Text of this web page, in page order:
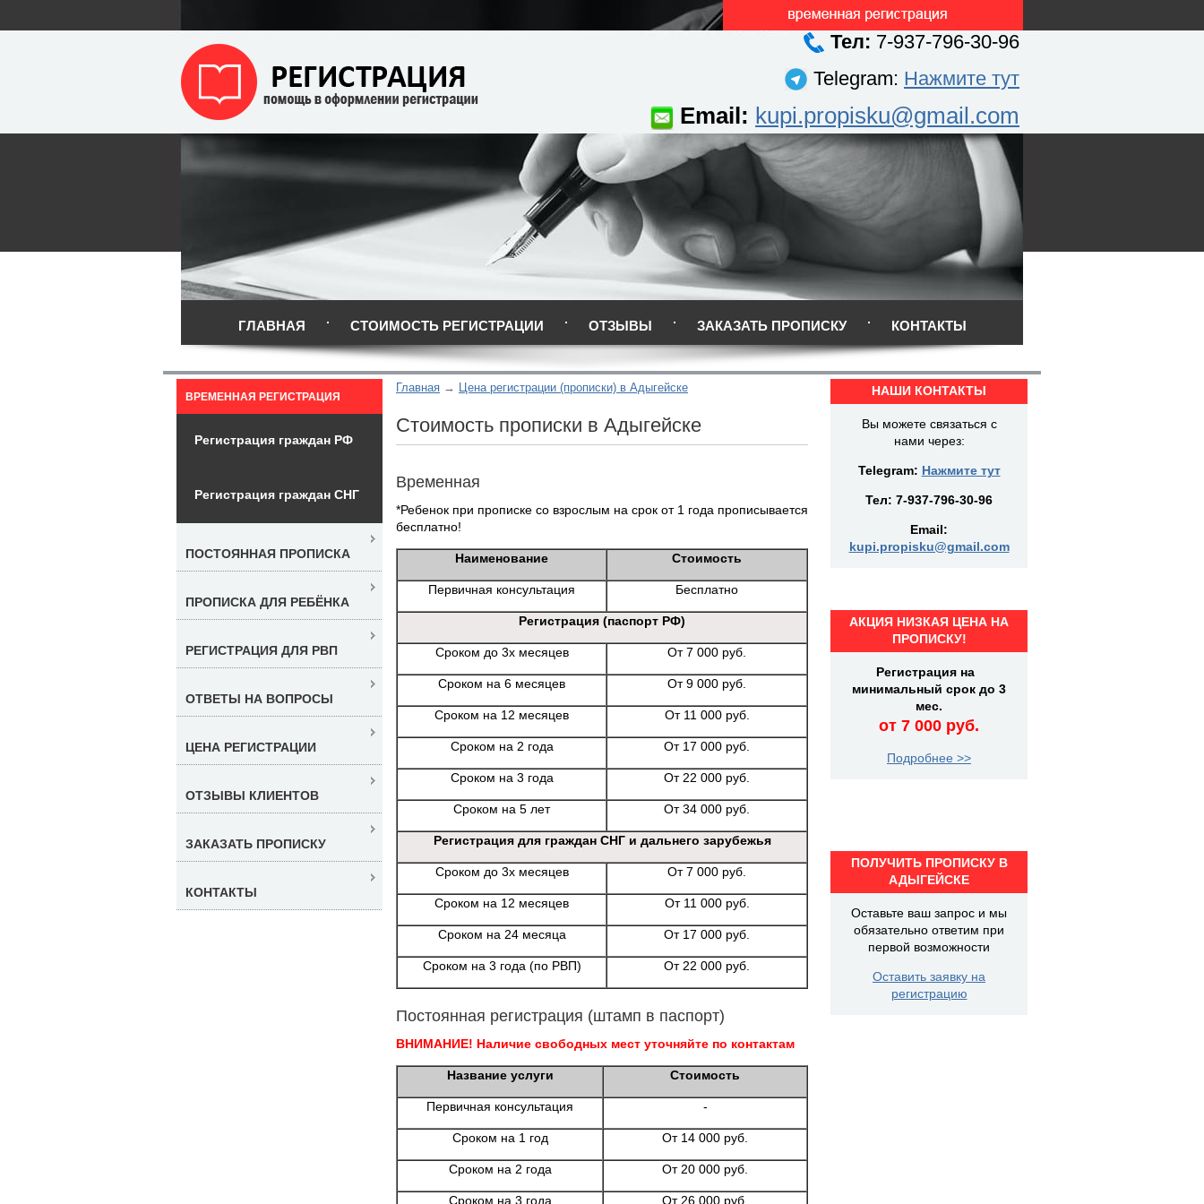
Тел: 7-937-796-30-96
Telegram: Нажмите тут
Email: kupi.propisku@gmail.com
ГЛАВНАЯ СТОИМОСТЬ РЕГИСТРАЦИИ ОТЗЫВЫ ЗАКАЗАТЬ ПРОПИСКУ КОНТАКТЫ
Главная Цена регистрации (прописки) в Адыгейске
Стоимость прописки в Адыгейске
Временная
*Ребенок при прописке со взрослым на срок от 1 года прописывается
бесплатно!
Наименование Стоимость
Первичная консультация Бесплатно
Регистрация (паспорт РФ)
Сроком до 3х месяцев От 7 000 руб.
Сроком на 6 месяцев От 9 000 руб.
Сроком на 12 месяцев От 11 000 руб.
Сроком на 2 года От 17 000 руб.
Сроком на 3 года От 22 000 руб.
Сроком на 5 лет От 34 000 руб.
Регистрация для граждан СНГ и дальнего зарубежья
Сроком до 3х месяцев От 7 000 руб.
Сроком на 12 месяцев От 11 000 руб.
Сроком на 24 месяца От 17 000 руб.
Сроком на 3 года (по РВП) От 22 000 руб.
Постоянная регистрация (штамп в паспорт)
ВНИМАНИЕ! Наличие свободных мест уточняйте по контактам
Название услуги Стоимость
Первичная консультация -
Сроком на 1 год От 14 000 руб.
Сроком на 2 года От 20 000 руб.
Сроком на 3 года От 26 000 руб.
ВРЕМЕННАЯ РЕГИСТРАЦИЯ
Регистрация граждан РФ
Регистрация граждан СНГ
ПОСТОЯННАЯ ПРОПИСКА
ПРОПИСКА ДЛЯ РЕБЁНКА
РЕГИСТРАЦИЯ ДЛЯ РВП
ОТВЕТЫ НА ВОПРОСЫ
ЦЕНА РЕГИСТРАЦИИ
ОТЗЫВЫ КЛИЕНТОВ
ЗАКАЗАТЬ ПРОПИСКУ
КОНТАКТЫ
НАШИ КОНТАКТЫ
Вы можете связаться с
нами через:
Telegram: Нажмите тут
Тел: 7-937-796-30-96
Email:
kupi.propisku@gmail.com
АКЦИЯ НИЗКАЯ ЦЕНА НА
ПРОПИСКУ!
Регистрация на
минимальный срок до 3
мес.
от 7 000 руб.
Подробнее >>
ПОЛУЧИТЬ ПРОПИСКУ В
АДЫГЕЙСКЕ
Оставьте ваш запрос и мы
обязательно ответим при
первой возможности
Оставить заявку на
регистрацию